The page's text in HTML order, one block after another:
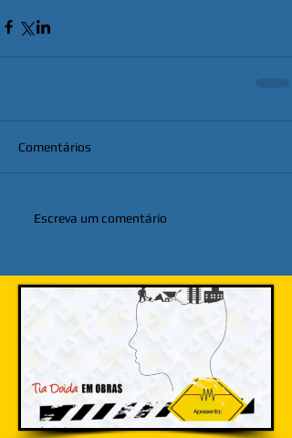
Comentários
Escreva um comentário